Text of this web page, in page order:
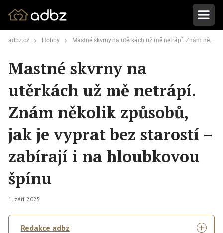
adbz.cz Hobby Mastné skvrny na utěrkách už mě netrápí. Znám několik způsobů, jak je vyprat bez starostí – zabírají i na hloubkovou špínu
Mastné skvrny na
utěrkách už mě netrápí.
Znám několik způsobů,
jak je vyprat bez starostí –
zabírají i na hloubkovou
špínu
1. září 2025
Redakce adbz